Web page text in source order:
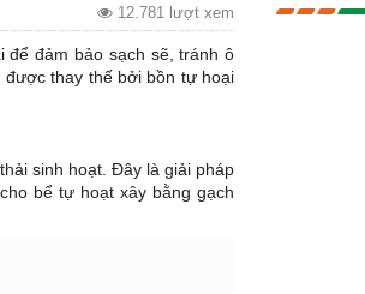
12.781 lượt xem
để đảm bảo sạch sẽ, tránh ô
được thay thế bởi bồn tự hoại
sinh hoạt. Đây là giải pháp
bể tự hoạt xây bằng gạch